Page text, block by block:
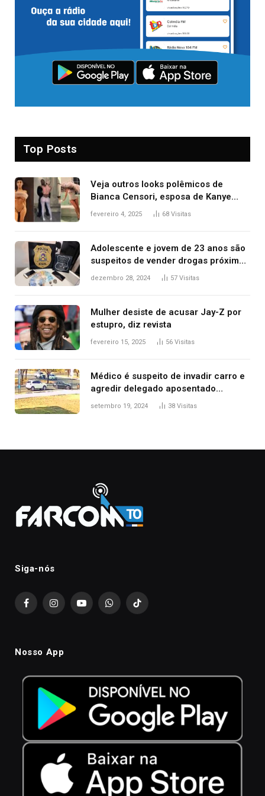
Top Posts
Veja outros looks polêmicos de
Bianca Censori, esposa de Kanye
West que apareceu nua no Grammy
fevereiro 4, 2025 68 Visitas
Adolescente e jovem de 23 anos são
suspeitos de vender drogas próximo
de delegacia e escola, diz polícia
dezembro 28, 2024 57 Visitas
Mulher desiste de acusar Jay-Z por
estupro, diz revista
fevereiro 15, 2025 56 Visitas
Médico é suspeito de invadir carro e
agredir delegado aposentado
durante confusão no trânsito
setembro 19, 2024 38 Visitas
Siga-nós
FacebookInstagramYouTubeWhatsAppTikTok
Nosso App